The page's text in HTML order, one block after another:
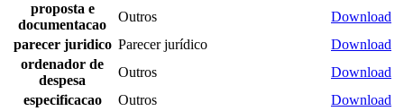
proposta e
documentacao
Outros
Download
parecer juridico Parecer jurídico
Download
ordenador de
despesa
Outros
Download
especificacao
Outros
Download